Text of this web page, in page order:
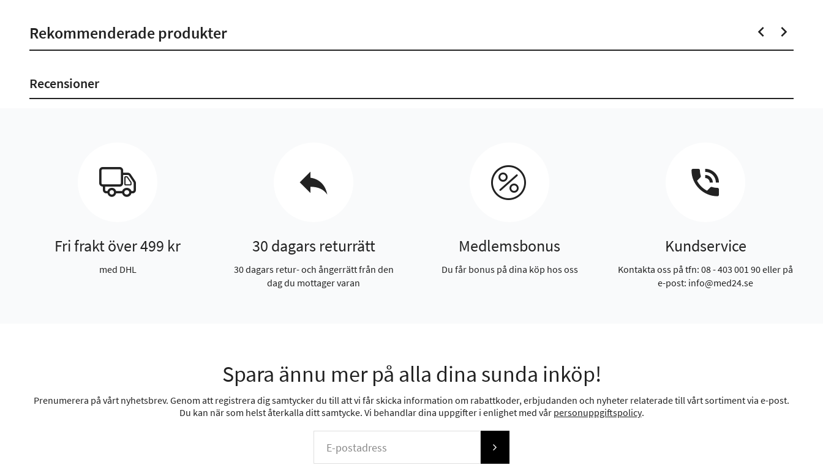
Rekommenderade produkter
Recensioner
Fri frakt över 499 kr
med DHL
30 dagars returrätt
30 dagars retur- och ångerrätt från den
dag du mottager varan
Medlemsbonus
Du får bonus på dina köp hos oss
Kundservice
Kontakta oss på tfn: 08 - 403 001 90 eller på
e-post: info@med24.se
Spara ännu mer på alla dina sunda inköp!
Prenumerera på vårt nyhetsbrev. Genom att registrera dig samtycker du till att vi får skicka information om rabattkoder, erbjudanden och nyheter relaterade till vårt sortiment via e-post.
Du kan när som helst återkalla ditt samtycke. Vi behandlar dina uppgifter i enlighet med vår personuppgiftspolicy.